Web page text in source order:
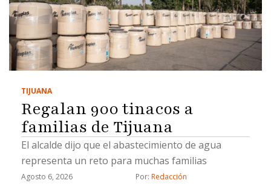
TIJUANA
Regalan 900 tinacos a
familias de Tijuana
El alcalde dijo que el abastecimiento de agua
representa un reto para muchas familias
Agosto 6, 2026 Por: Redacción